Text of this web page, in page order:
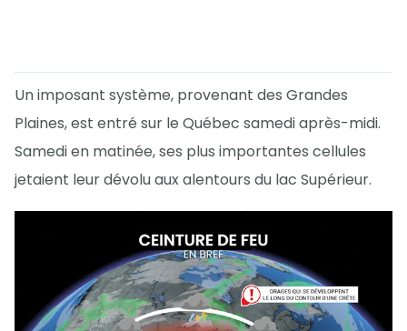
Un imposant système, provenant des Grandes
Plaines, est entré sur le Québec samedi après-midi.
Samedi en matinée, ses plus importantes cellules
jetaient leur dévolu aux alentours du lac Supérieur.